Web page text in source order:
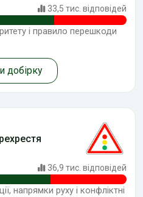
33,5 тис. відповідей
і правило перешкоди
добірку
36,9 тис. відповідей
напрямки руху і конфліктні